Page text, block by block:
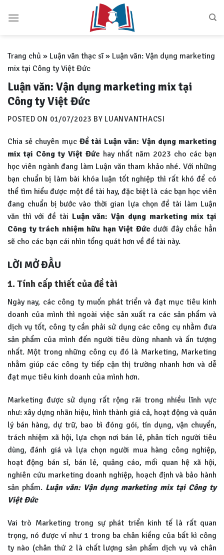
Trang chủ » Luận văn thạc sĩ» Luận văn: Vận dụng marketing
mix tại Công ty Việt Đức
Luận văn: Vận dụng marketing mix tại
Công ty Việt Đức
POSTED ON 01/07/2023 BY LUANVANTHACSI
Chia sẻ chuyên mục Đề tài Luận văn: Vận dụng marketing
mix tại Công ty Việt Đức hay nhất năm 2023 cho các bạn
học viên ngành đang làm Luận văn tham khảo nhé. Với những
bạn chuẩn bị làm bài khóa luận tốt nghiệp thì rất khó để có
thể tìm hiểu được một đề tài hay, đặc biệt là các bạn học viên
đang chuẩn bị bước vào thời gian lựa chọn đề tài làm Luận
văn thì với đề tài Luận văn:Vận dụng marketing mix tại
Công ty trách nhiệm hữu hạn Việt Đức dưới đây chắc hẳn
sẽ cho các bạn cái nhìn tổng quát hơn về đề tài này.
LỜI MỞ ĐẦU
1. Tính cấp thiết của đề tài
Ngày nay, các công ty muốn phát triển và đạt mục tiêu kinh
doanh của mình thì ngoài việc sản xuất ra các sản phẩm và
dịch vụ tốt, công ty cần phải sử dụng các công cụ nhằm đưa
sản phẩm của mình đến người tiêu dùng nhanh và ấn tượng
nhất. Một trong những công cụ đó là Marketing, Marketing
nhằm giúp các công ty tiếp cận thị trường nhanh hơn và dễ
đạt mục tiêu kinh doanh của mình hơn.
Marketing được sử dụng rất rộng rãi trong nhiều lĩnh vực
như: xây dựng nhãn hiệu, hình thành giá cả, hoạt động và quản
lý bán hàng, dự trữ, bao bì đóng gói, tín dụng, vận chuyển,
trách nhiệm xã hội, lựa chọn nơi bán lẻ, phân tích người tiêu
dùng, đánh giá và lựa chọn người mua hàng công nghiệp,
hoạt động bán sỉ, bán lẻ, quảng cáo, mối quan hệ xã hội,
nghiên cứu marketing doanh nghiệp, hoạch định và bảo hành
sản phẩm. Luận văn: Vận dụng marketing mix tại Công ty
Việt Đức
Vai trò Marketing trong sự phát triển kinh tế là rất quan
trọng, nó được ví như 1 trong ba chân kiềng của bất kì công
ty nào (chân thứ 2 là chất lượng sản phẩm dịch vụ và chân